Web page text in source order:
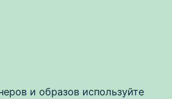
и образов используйте